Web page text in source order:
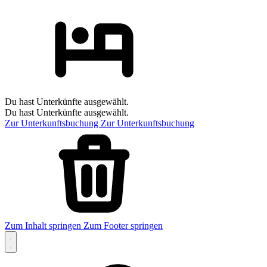
Du hast Unterkünfte ausgewählt.
Du hast Unterkünfte ausgewählt.
Zur Unterkunftsbuchung Zur Unterkunftsbuchung
Zum Inhalt springen Zum Footer springen